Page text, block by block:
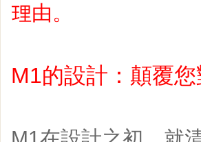
理由。
M1的設計：顛覆